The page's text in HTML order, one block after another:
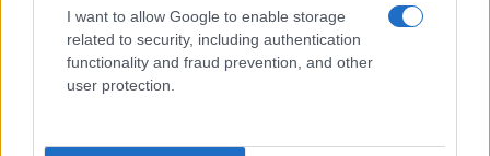
I want to allow Google to enable storage
related to security, including authentication
functionality and fraud prevention, and other
user protection.
Romano: nube nera sulla Pontina